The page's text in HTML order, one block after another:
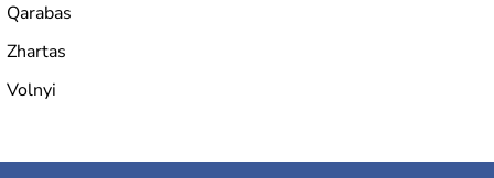
Qarabas
Zhartas
Volnyi